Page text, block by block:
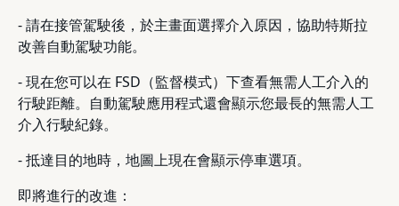
- 請在接管駕駛後，於主畫面選擇介入原因，協助特斯拉
改善自動駕駛功能。
- 現在您可以在 FSD（監督模式）下查看無需人工介入的
行駛距離。自動駕駛應用程式還會顯示您最長的無需人工
介入行駛紀錄。
- 抵達目的地時，地圖上現在會顯示停車選項。
即將進行的改進：